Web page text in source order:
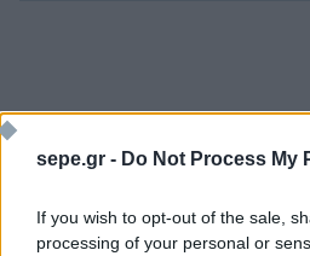
sepe.gr - Do Not Process My
If you wish to opt-out of the sale,
processing of your personal or